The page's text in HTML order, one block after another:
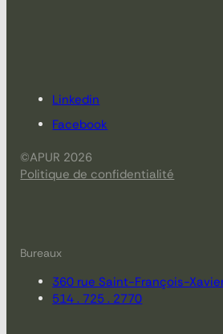
Linkedin
Facebook
©APUR 2026
Politique de confidentialité
Bureaux
360 rue Saint-François-
514 . 725 . 2770